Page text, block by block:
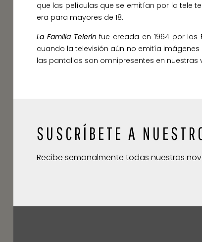
que las películas que se emitían por la tele
era para mayores de 18.
La Familia Telerín fue creada en 1964 por los
cuando la televisión aún no emitía
las pantallas son omnipresentes en
SUSCRÍBETE A
Recibe semanalmente todas nuestras